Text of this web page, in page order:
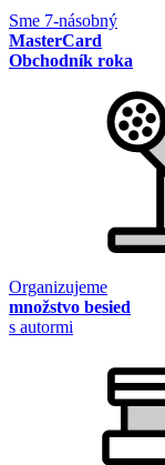
Sme 7-násobný
MasterCard
Obchodník roka
Organizujeme
množstvo besied
s autormi